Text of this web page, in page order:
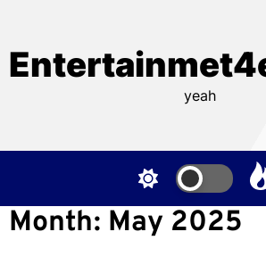
the
content
yeah
Month: May 2025